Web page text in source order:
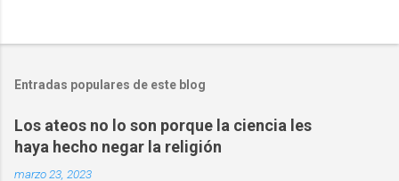
l
a
r
Entradas populares de este blog
Los ateos no lo son porque la ciencia les
haya hecho negar la religión
marzo 23, 2023